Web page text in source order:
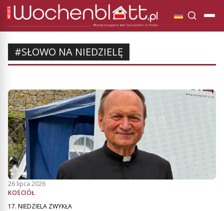
#SŁOWO NA NIEDZIELĘ
26 lipca 2026
KOŚCIÓŁ
17. NIEDZIELA ZWYKŁA